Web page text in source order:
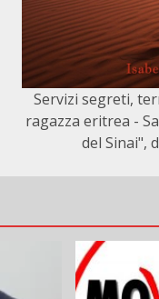
Servizi segreti,
ragazza eritrea -
del Sinai",